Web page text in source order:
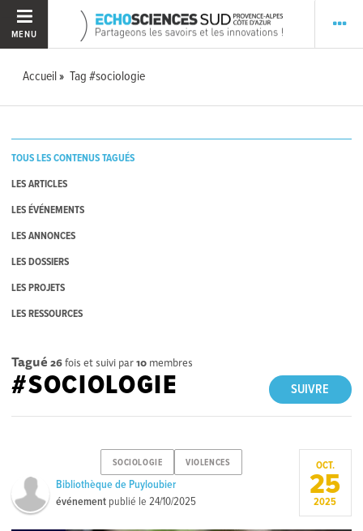
MENU
Accueil Tag #sociologie
TOUS LES CONTENUS TAGUÉS
LES ARTICLES
LES ÉVÉNEMENTS
LES ANNONCES
LES DOSSIERS
LES PROJETS
LES RESSOURCES
Tagué 26fois et suivi par10 membres
SUIVRE
#SOCIOLOGIE
SOCIOLOGIE VIOLENCES
Bibliothèque de Puyloubier
événement publié le24/10/2025
OCT.
25
2025